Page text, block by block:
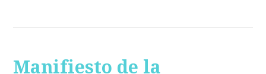
Manifiesto de la